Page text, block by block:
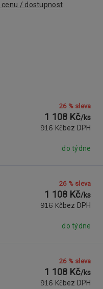
cenu / dostupnost
26 % sleva
1 108 Kč/ks
916 Kčbez DPH
do týdne
26 % sleva
1 108 Kč/ks
916 Kčbez DPH
do týdne
26 % sleva
1 108 Kč/ks
916 Kčbez DPH